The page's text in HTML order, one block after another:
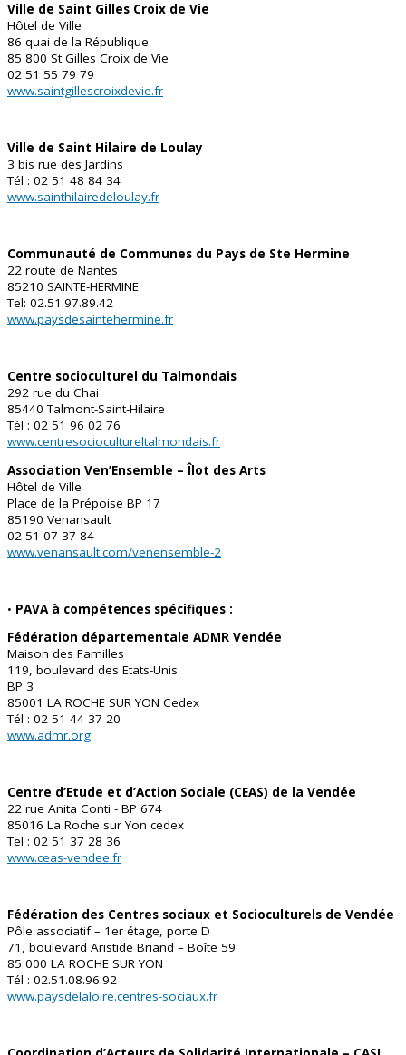
Ville de Saint Gilles Croix de Vie
Hôtel de Ville
86 quai de la République
85 800 St Gilles Croix de Vie
02 51 55 79 79
www.saintgillescroixdevie.fr
Ville de Saint Hilaire de Loulay
3 bis rue des Jardins
Tél : 02 51 48 84 34
www.sainthilairedeloulay.fr
Communauté de Communes du Pays de Ste Hermine
22 route de Nantes
85210 SAINTE-HERMINE
Tel: 02.51.97.89.42
www.paysdesaintehermine.fr
Centre socioculturel du Talmondais
292 rue du Chai
85440 Talmont-Saint-Hilaire
Tél : 02 51 96 02 76
www.centresociocultureltalmondais.fr
Association Ven’Ensemble – Îlot des Arts
Hôtel de Ville
Place de la Prépoise BP 17
85190 Venansault
02 51 07 37 84
www.venansault.com/venensemble-2
• PAVA à compétences spécifiques :
Fédération départementale ADMR Vendée
Maison des Familles
119, boulevard des Etats-Unis
BP 3
85001 LA ROCHE SUR YON Cedex
Tél : 02 51 44 37 20
www.admr.org
Centre d’Etude et d’Action Sociale (CEAS) de la Vendée
22 rue Anita Conti - BP 674
85016 La Roche sur Yon cedex
Tel : 02 51 37 28 36
www.ceas-vendee.fr
Fédération des Centres sociaux et Socioculturels de Vendée
Pôle associatif – 1er étage, porte D
71, boulevard Aristide Briand – Boîte 59
85 000 LA ROCHE SUR YON
Tél : 02.51.08.96.92
www.paysdelaloire.centres-sociaux.fr